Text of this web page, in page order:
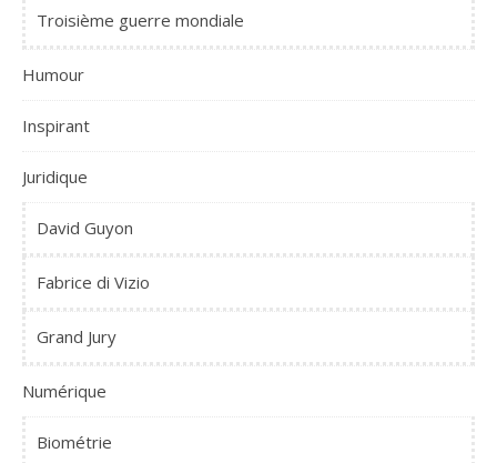
Troisième guerre mondiale
Humour
Inspirant
Juridique
David Guyon
Fabrice di Vizio
Grand Jury
Numérique
Biométrie